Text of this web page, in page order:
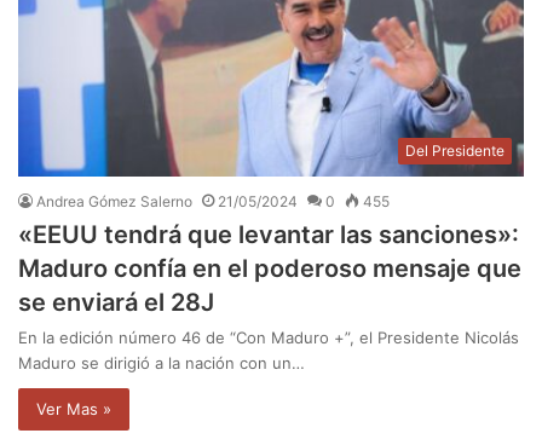
Del Presidente
Andrea Gómez Salerno 21/05/2024 0 455
«EEUU tendrá que levantar las sanciones»:
Maduro confía en el poderoso mensaje que
se enviará el 28J
En la edición número 46 de “Con Maduro +”, el Presidente Nicolás
Maduro se dirigió a la nación con un…
Ver Mas »